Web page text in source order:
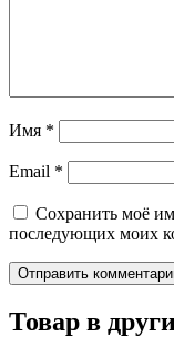
Имя *
Email *
Сохранить моё
последующих моих
Товар в